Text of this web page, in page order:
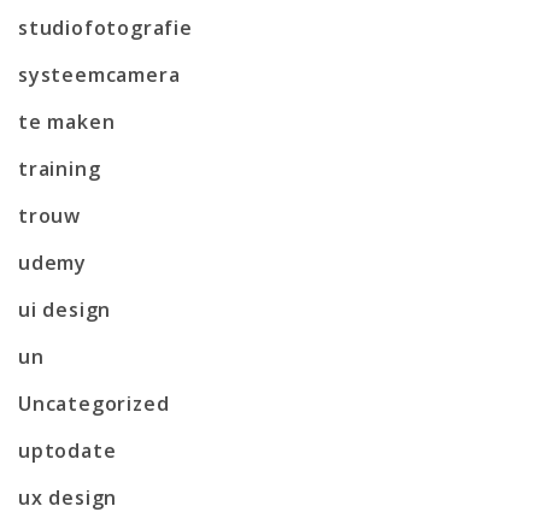
studiofotografie
systeemcamera
te maken
training
trouw
udemy
ui design
un
Uncategorized
uptodate
ux design